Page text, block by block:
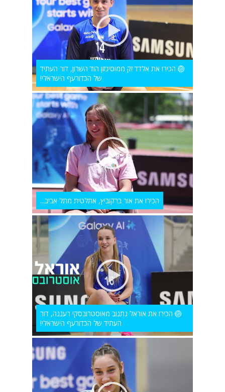
🏐 הכירו את אלדד זק ממוסינזון הוד השרון, דור העתיד
של הכדורעף הישראלי!
הכירו את אור ברקוביץ, אתלטית מתל אביב...
🏐 הכירו את אוראל נתנוב מאוסטרובסקי רעננה, דור
העתיד של הכדורעף הישראלי!